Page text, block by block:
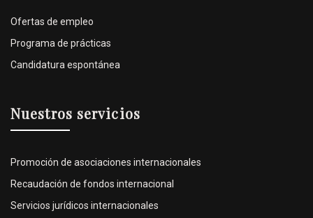
Ofertas de empleo
Programa de prácticas
Candidatura espontánea
Nuestros servicios
Promoción de asociaciones internacionales
Recaudación de fondos internacional
Servicios jurídicos internacionales